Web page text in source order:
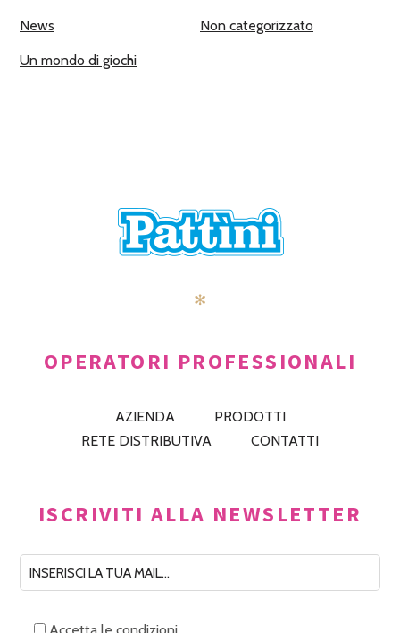
News Non categorizzato
Un mondo di giochi
✻
OPERATORI PROFESSIONALI
AZIENDA
PRODOTTI
RETE DISTRIBUTIVA
CONTATTI
ISCRIVITI ALLA NEWSLETTER